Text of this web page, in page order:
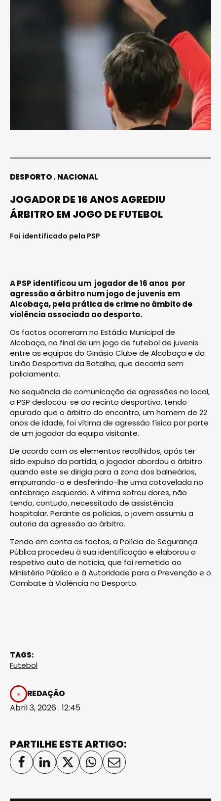
DESPORTO NACIONAL
JOGADOR DE 16 ANOS AGREDIU
ÁRBITRO EM JOGO DE FUTEBOL
Foi identificado pela PSP
A PSP identificou um jogador de 16 anos por
agressão a árbitro num jogo de juvenis em
Alcobaça, pela prática de crime no âmbito de
violência associada ao desporto.
Os factos ocorreram no Estádio Municipal de
Alcobaça, no final de um jogo de futebol de juvenis
entre as equipas do Ginásio Clube de Alcobaça e da
União Desportiva da Batalha, que decorria sem
policiamento.
Na sequência de comunicação de agressões no local,
a PSP deslocou-se ao recinto desportivo, tendo
apurado que o árbitro do encontro, um homem de 22
anos de idade, foi vítima de agressão física por parte
de um jogador da equipa visitante.
De acordo com os elementos recolhidos, após ter
sido expulso da partida, o jogador abordou o árbitro
quando este se dirigia para a zona dos balneários,
empurrando-o e desferindo-lhe uma cotovelada no
antebraço esquerdo. A vítima sofreu dores, não
tendo, contudo, necessitado de assistência
hospitalar. Perante os polícias, o jovem assumiu a
autoria da agressão ao árbitro.
Tendo em conta os factos, a Polícia de Segurança
Pública procedeu à sua identificação e elaborou o
respetivo auto de notícia, que foi remetido ao
Ministério Público e à Autoridade para a Prevenção e o
Combate à Violência no Desporto.
TAGS:
Futebol
REDAÇÃO
Abril 3, 2026 . 12:45
PARTILHE ESTE ARTIGO: